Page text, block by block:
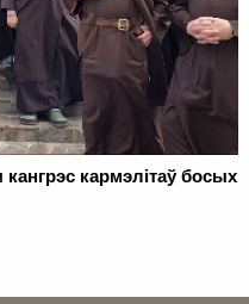
кармэлітаў босых